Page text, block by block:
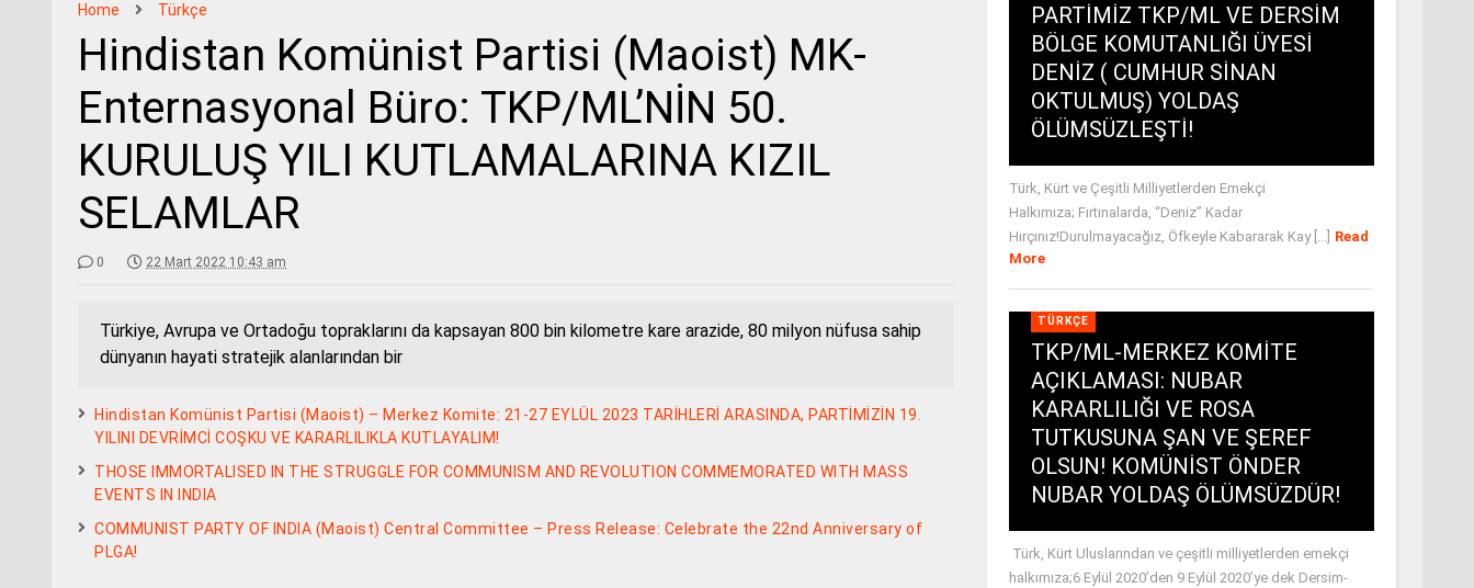
Home Türkçe
Hindistan Komünist Partisi (Maoist) MK-
Enternasyonal Büro: TKP/ML’NİN 50.
KURULUŞ YILI KUTLAMALARINA KIZIL
SELAMLAR
0 22 Mart 2022 10:43 am
Türkiye, Avrupa ve Ortadoğu topraklarını da kapsayan 800 bin kilometre kare arazide, 80 milyon nüfusa sahip
dünyanın hayati stratejik alanlarından bir
Hindistan Komünist Partisi (Maoist) – Merkez Komite: 21-27 EYLÜL 2023 TARİHLERİ ARASINDA, PARTİMİZİN 19.
YILINI DEVRİMCİ COŞKU VE KARARLILIKLA KUTLAYALIM!
THOSE IMMORTALISED IN THE STRUGGLE FOR COMMUNISM AND REVOLUTION COMMEMORATED WITH MASS
EVENTS IN INDIA
COMMUNIST PARTY OF INDIA (Maoist) Central Committee – Press Release: Celebrate the 22nd Anniversary of
PLGA!
PARTİMİZ TKP/ML VE DERSİM
BÖLGE KOMUTANLIĞI ÜYESİ
DENİZ ( CUMHUR SİNAN
OKTULMUŞ) YOLDAŞ
ÖLÜMSÜZLEŞTİ!
Türk, Kürt ve Çeşitli Milliyetlerden Emekçi
Halkımıza; Fırtınalarda, “Deniz” Kadar
Hırçınız!Durulmayacağız, Öfkeyle Kabararak Kay [...] Read
More
TÜRKÇE
TKP/ML-MERKEZ KOMİTE
AÇIKLAMASI: NUBAR
KARARLILIĞI VE ROSA
TUTKUSUNA ŞAN VE ŞEREF
OLSUN! KOMÜNİST ÖNDER
NUBAR YOLDAŞ ÖLÜMSÜZDÜR!
Türk, Kürt Uluslarından ve çeşitli milliyetlerden emekçi
halkımıza;6 Eylül 2020’den 9 Eylül 2020’ye dek Dersim-